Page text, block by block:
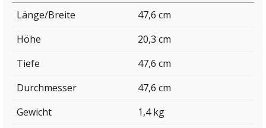
Länge/Breite
47,6 cm
Höhe
20,3 cm
Tiefe
47,6 cm
Durchmesser
47,6 cm
Gewicht
1,4 kg